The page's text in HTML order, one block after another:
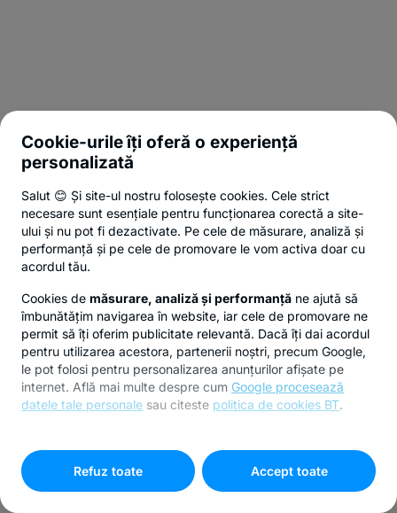
Cookie-urile îți oferă o experiență
personalizată
Salut 😊 Și site-ul nostru folosește cookies. Cele strict
necesare sunt esențiale pentru funcționarea corectă a site-
ului și nu pot fi dezactivate. Pe cele de măsurare, analiză și
performanță și pe cele de promovare le vom activa doar cu
acordul tău.
Cookies de măsurare, analiză și performanță ne ajută să
îmbunătățim navigarea în website, iar cele de promovare ne
permit să îți oferim publicitate relevantă. Dacă îți dai acordul
pentru utilizarea acestora, partenerii noștri, precum Google,
le pot folosi pentru personalizarea anunțurilor afișate pe
internet. Află mai multe despre cum Google procesează
datele tale personale sau citeste politica de cookies BT.
cookies"
Refuz toate
Accept toate